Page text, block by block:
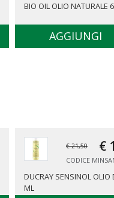
BIO OIL OLIO NATURALE
AGGIUNGI
€ 21,50 €
CODICE
DUCRAY SENSINOL OLIO
ML